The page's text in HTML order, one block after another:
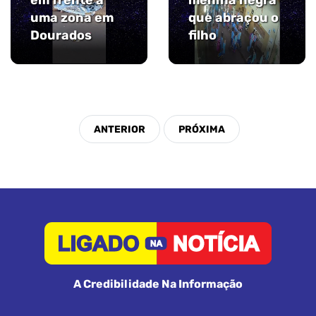
uma zona em
Dourados
que abraçou o
filho
A Credibilidade Na Informação